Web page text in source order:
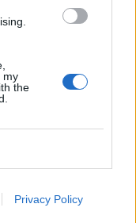
my
the
Privacy Policy
18, 20158 Milano -
e P.IVA 06823221004 -